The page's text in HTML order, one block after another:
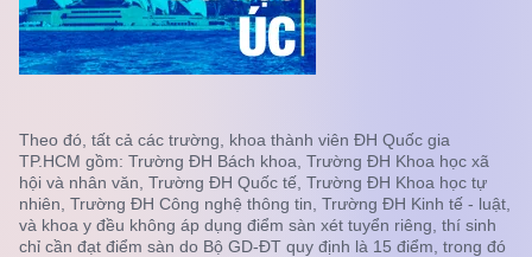
Theo đó, tất cả các trường, khoa thành viên ĐH Quốc gia
TP.HCM gồm: Trường ĐH Bách khoa, Trường ĐH Khoa học xã
hội và nhân văn, Trường ĐH Quốc tế, Trường ĐH Khoa học tự
nhiên, Trường ĐH Công nghệ thông tin, Trường ĐH Kinh tế - luật,
và khoa y đều không áp dụng điểm sàn xét tuyển riêng, thí sinh
chỉ cần đạt điểm sàn do Bộ GD-ĐT quy định là 15 điểm, trong đó